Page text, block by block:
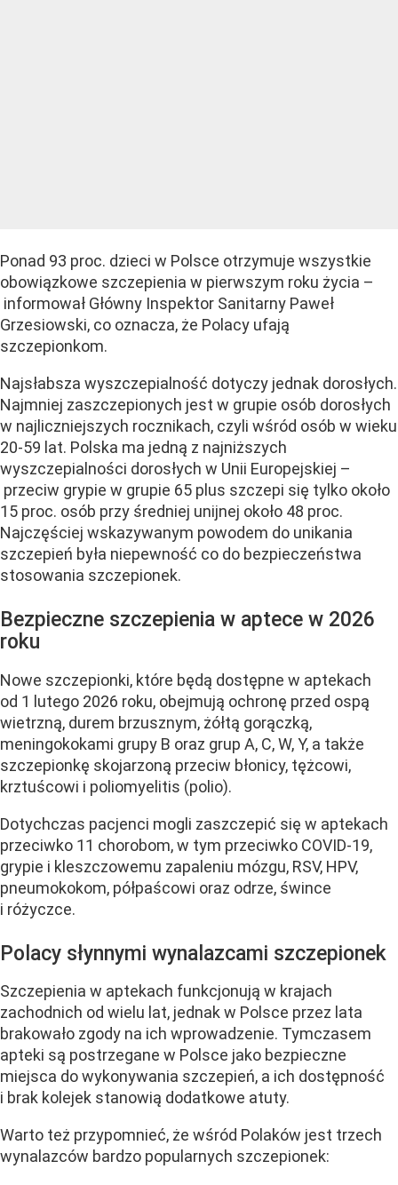
Ponad 93 proc. dzieci w Polsce otrzymuje wszystkie
obowiązkowe szczepienia w pierwszym roku życia –
informował Główny Inspektor Sanitarny Paweł
Grzesiowski, co oznacza, że Polacy ufają
szczepionkom.
Najsłabsza wyszczepialność dotyczy jednak dorosłych.
Najmniej zaszczepionych jest w grupie osób dorosłych
w najliczniejszych rocznikach, czyli wśród osób w wieku
20-59 lat. Polska ma jedną z najniższych
wyszczepialności dorosłych w Unii Europejskiej –
przeciw grypie w grupie 65 plus szczepi się tylko około
15 proc. osób przy średniej unijnej około 48 proc.
Najczęściej wskazywanym powodem do unikania
szczepień była niepewność co do bezpieczeństwa
stosowania szczepionek.
Bezpieczne szczepienia w aptece w 2026
roku
Nowe szczepionki, które będą dostępne w aptekach
od 1 lutego 2026 roku, obejmują ochronę przed ospą
wietrzną, durem brzusznym, żółtą gorączką,
meningokokami grupy B oraz grup A, C, W, Y, a także
szczepionkę skojarzoną przeciw błonicy, tężcowi,
krztuścowi i poliomyelitis (polio).
Dotychczas pacjenci mogli zaszczepić się w aptekach
przeciwko 11 chorobom, w tym przeciwko COVID-19,
grypie i kleszczowemu zapaleniu mózgu, RSV, HPV,
pneumokokom, półpaścowi oraz odrze, śwince
i różyczce.
Polacy słynnymi wynalazcami szczepionek
Szczepienia w aptekach funkcjonują w krajach
zachodnich od wielu lat, jednak w Polsce przez lata
brakowało zgody na ich wprowadzenie. Tymczasem
apteki są postrzegane w Polsce jako bezpieczne
miejsca do wykonywania szczepień, a ich dostępność
i brak kolejek stanowią dodatkowe atuty.
Warto też przypomnieć, że wśród Polaków jest trzech
wynalazców bardzo popularnych szczepionek: